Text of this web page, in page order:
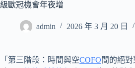
級歐冠機會年夜增
admin 2026 年 3 月 20 日
「第三階段：時間與空COFO間的絕